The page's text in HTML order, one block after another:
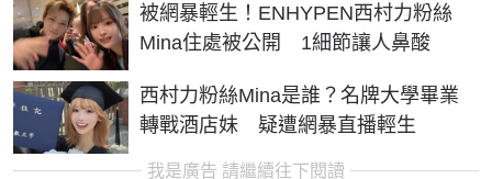
被網暴輕生！ENHYPEN西村力粉絲
Mina住處被公開 1細節讓人鼻酸
西村力粉絲Mina是誰？名牌大學畢業
轉戰酒店妹 疑遭網暴直播輕生
我是廣告 請繼續往下閱讀